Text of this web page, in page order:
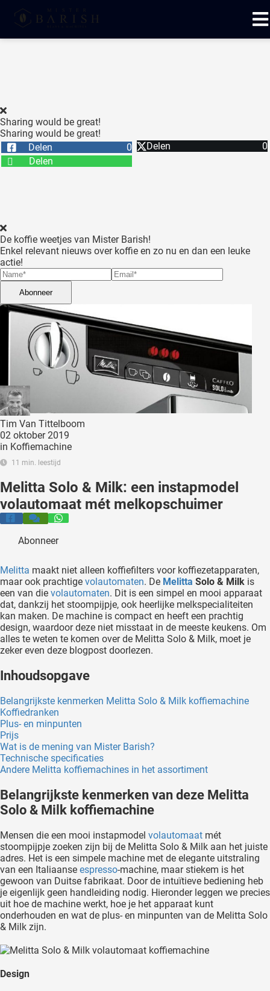
Sharing would be great!
Sharing would be great!
Delen
0 Delen
0
Delen
De koffie weetjes van Mister Barish!
Enkel relevant nieuws over koffie en zo nu en dan een leuke
actie!
Abonneer
Tim Van Tittelboom
02 oktober 2019
in Koffiemachine
11 min. leestijd
Melitta Solo & Milk: een instapmodel
volautomaat mét melkopschuimer
Abonneer
Melitta maakt niet alleen koffiefilters voor koffiezetapparaten,
maar ook prachtige volautomaten. De Melitta Solo & Milk is
een van die volautomaten. Dit is een simpel en mooi apparaat
dat, dankzij het stoompijpje, ook heerlijke melkspecialiteiten
kan maken. De machine is compact en heeft een prachtig
design, waardoor deze niet misstaat in de meeste keukens. Om
alles te weten te komen over de Melitta Solo & Milk, moet je
zeker even deze blogpost doorlezen.
Inhoudsopgave
Belangrijkste kenmerken Melitta Solo & Milk koffiemachine
Koffiedranken
Plus- en minpunten
Prijs
Wat is de mening van Mister Barish?
Technische specificaties
Andere Melitta koffiemachines in het assortiment
Belangrijkste kenmerken van deze Melitta
Solo & Milk koffiemachine
Mensen die een mooi instapmodel volautomaat mét
stoompijpje zoeken zijn bij de Melitta Solo & Milk aan het juiste
adres. Het is een simpele machine met de elegante uitstraling
van een Italiaanse espresso-machine, maar stiekem is het
gewoon van Duitse fabrikaat. Door de intuïtieve bediening heb
je eigenlijk geen handleiding nodig. Hieronder leggen we precies
uit hoe de machine werkt, hoe je het apparaat kunt
onderhouden en wat de plus- en minpunten van de Melitta Solo
& Milk zijn.
Design
en
kan de
niet
worden
om
te
over
van
op
gebruikt
de
Hierdoor
website-